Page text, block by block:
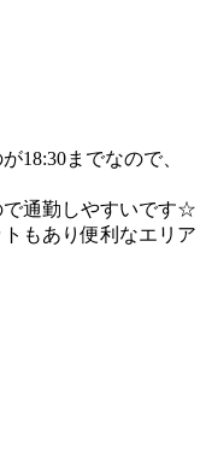
18:30までなので、
通勤しやすいです☆
もあり便利なエリア